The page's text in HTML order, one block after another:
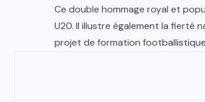
Ce double hommage royal et
U20. Il illustre également la fierté
projet de formation